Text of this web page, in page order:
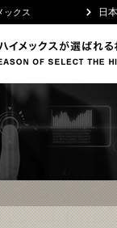
ックス 日